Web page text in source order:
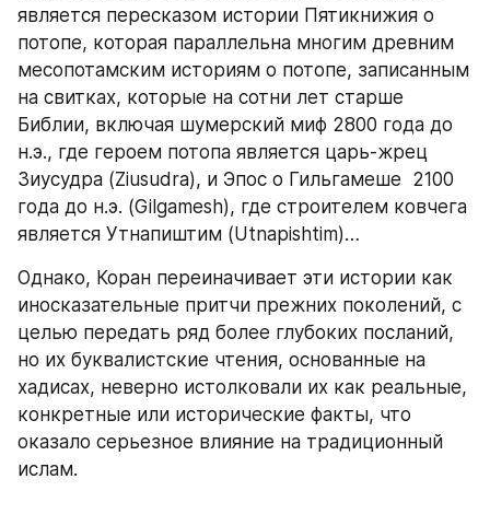
является пересказом истории Пятикнижия о
потопе, которая параллельна многим древним
месопотамским историям о потопе, записанным
на свитках, которые на сотни лет старше
Библии, включая шумерский миф 2800 года до
н.э., где героем потопа является царь-жрец
Зиусудра (Ziusudra), и Эпос о Гильгамеше  2100
года до н.э. (Gilgamesh), где строителем ковчега
является Утнапиштим (Utnapishtim)…
Однако, Коран переиначивает эти истории как
иносказательные притчи прежних поколений, с
целью передать ряд более глубоких посланий,
но их буквалистские чтения, основанные на
хадисах, неверно истолковали их как реальные,
конкретные или исторические факты, что
оказало серьезное влияние на традиционный
ислам.